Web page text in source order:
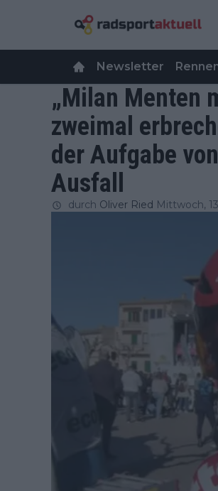
Newsletter
„Milan Menten
zweimal
der Aufgabe
Ausfall
durch Oliver Ried Mittwoch,